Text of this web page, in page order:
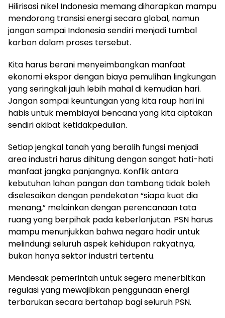
Hilirisasi nikel Indonesia memang diharapkan mampu
mendorong transisi energi secara global, namun
jangan sampai Indonesia sendiri menjadi tumbal
karbon dalam proses tersebut.
Kita harus berani menyeimbangkan manfaat
ekonomi ekspor dengan biaya pemulihan lingkungan
yang seringkali jauh lebih mahal di kemudian hari.
Jangan sampai keuntungan yang kita raup hari ini
habis untuk membiayai bencana yang kita ciptakan
sendiri akibat ketidakpedulian.
Setiap jengkal tanah yang beralih fungsi menjadi
area industri harus dihitung dengan sangat hati-hati
manfaat jangka panjangnya. Konflik antara
kebutuhan lahan pangan dan tambang tidak boleh
diselesaikan dengan pendekatan “siapa kuat dia
menang,” melainkan dengan perencanaan tata
ruang yang berpihak pada keberlanjutan. PSN harus
mampu menunjukkan bahwa negara hadir untuk
melindungi seluruh aspek kehidupan rakyatnya,
bukan hanya sektor industri tertentu.
Mendesak pemerintah untuk segera menerbitkan
regulasi yang mewajibkan penggunaan energi
terbarukan secara bertahap bagi seluruh PSN.